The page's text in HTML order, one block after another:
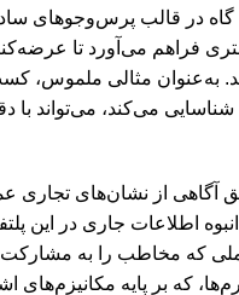
گاه در قالب پرس‌وجوهای
فراهم می‌آورد تا
به‌عنوان مثالی ملموس،
می‌کند، می‌تواند
آگاهی از نشان‌های تجاری
اطلاعات جاری در این
که مخاطب را به
که بر پایه مکانیزم‌های